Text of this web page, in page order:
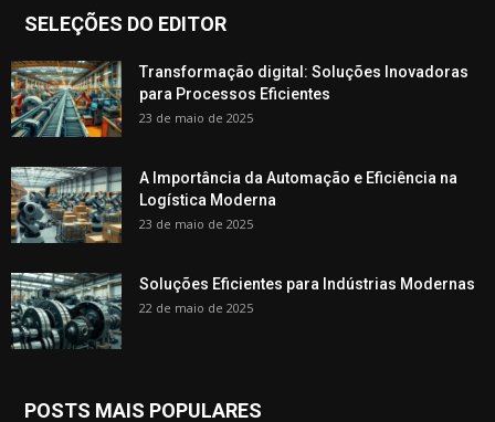
SELEÇÕES DO EDITOR
Transformação digital: Soluções Inovadoras
para Processos Eficientes
23 de maio de 2025
A Importância da Automação e Eficiência na
Logística Moderna
23 de maio de 2025
Soluções Eficientes para Indústrias Modernas
22 de maio de 2025
POSTS MAIS POPULARES